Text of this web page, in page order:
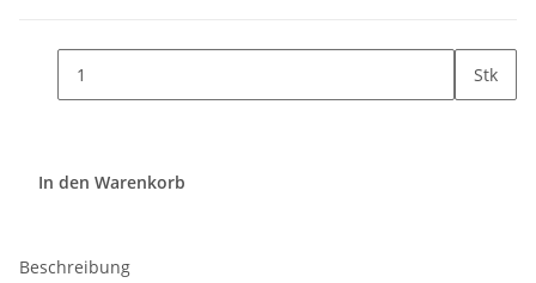
Stk
In den Warenkorb
Beschreibung